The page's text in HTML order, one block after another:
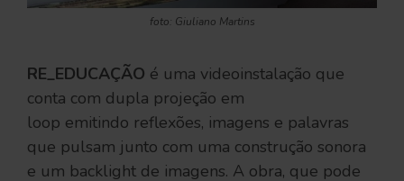
foto: Giuliano Martins
RE_EDUCAÇÃO é uma videoinstalação que
conta com dupla projeção em
loop emitindo reflexões, imagens e palavras
que pulsam junto com uma construção sonora
e um backlight de imagens. A obra, que pode